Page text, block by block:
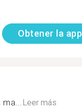
Obtener la app
ma...Leer más